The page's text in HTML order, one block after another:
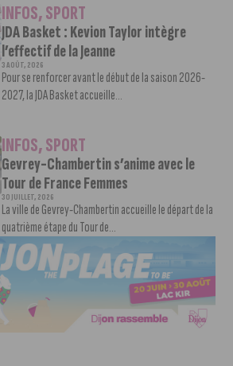
INFOS,SPORT
JDA Basket : Kevion Taylor intègre
l’effectif de la Jeanne
3 AOÛT, 2026
Pour se renforcer avant le début de la saison 2026-
2027, la JDA Basket accueille...
INFOS,SPORT
Gevrey-Chambertin s’anime avec le
Tour de France Femmes
30 JUILLET, 2026
La ville de Gevrey-Chambertin accueille le départ de la
quatrième étape du Tour de...